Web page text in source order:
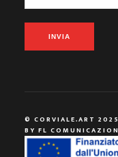
INVIA
© CORVIALE.ART
BYFL